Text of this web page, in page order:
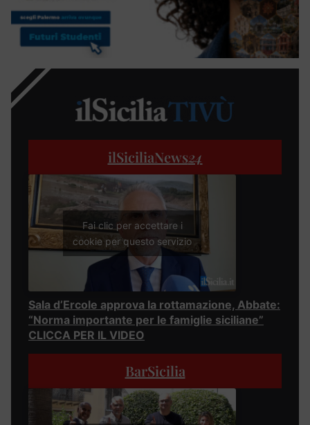
ilSiciliaNews24
Fai clic per accettare i
cookie per questo servizio
Sala d’Ercole approva la rottamazione, Abbate:
“Norma importante per le famiglie siciliane”
CLICCA PER IL VIDEO
BarSicilia